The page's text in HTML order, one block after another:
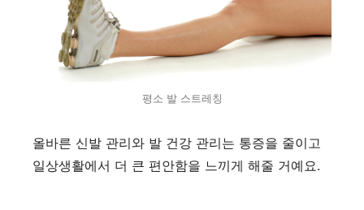
평소 발 스트레칭
올바른 신발 관리와 발 건강 관리는 통증을 줄이고
일상생활에서 더 큰 편안함을 느끼게 해줄 거예요.